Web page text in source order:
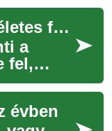
Implantátumok: Tökéletes fogpótlás időseknek?
a
fel,
a
az
évben